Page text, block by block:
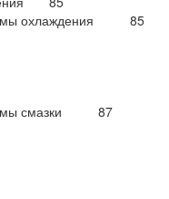
охлаждения 85
смазки 87